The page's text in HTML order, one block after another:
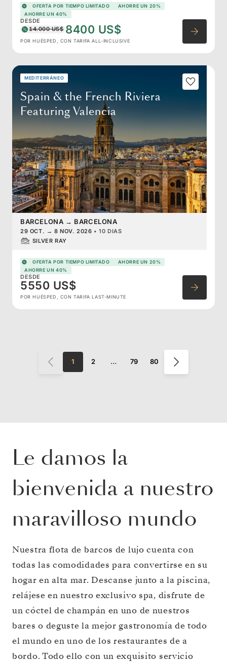
OFERTA POR TIEMPO LIMITADO
AHORRE UN 20%
AHORRE UN 40%
DESDE
14.000 US$ 8400 US$
POR HUÉSPED, CON TARIFA ALL-INCLUSIVE
MEDITERRÁNEO
Spain & the French Riviera
Featuring Valencia
BARCELONA → BARCELONA
29 OCT. → 8 NOV. 2026 •10 DIAS
SILVER RAY
OFERTA POR TIEMPO LIMITADO
AHORRE UN 20%
AHORRE UN 40%
DESDE
5550 US$
POR HUÉSPED, CON TARIFA LAST-MINUTE
1 2 … 79 80
Le damos la
bienvenida a nuestro
maravilloso mundo
Nuestra flota de barcos de lujo cuenta con
todas las comodidades para convertirse en su
hogar en alta mar. Descanse junto a la piscina,
relájese en nuestro exclusivo spa, disfrute de
un cóctel de champán en uno de nuestros
bares o deguste la mejor gastronomía de todo
el mundo en uno de los restaurantes de a
bordo. Todo ello con un exquisito servicio